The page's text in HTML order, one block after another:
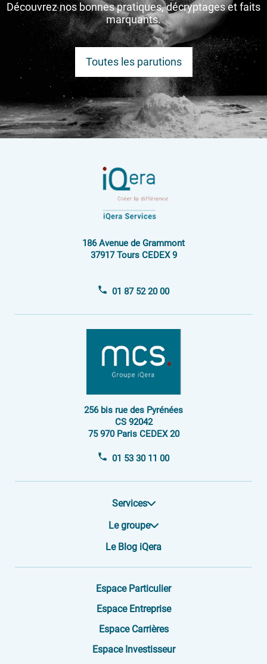
Découvrez nos bonnes pratiques, décryptages et faits
marquants.
Toutes les parutions
186 Avenue de Grammont
37917 Tours CEDEX 9
01 87 52 20 00
256 bis rue des Pyrénées
CS 92042
75 970 Paris CEDEX 20
01 53 30 11 00
Services
Le groupe
Le Blog iQera
Espace Particulier
Espace Entreprise
Espace Carrières
Espace Investisseur